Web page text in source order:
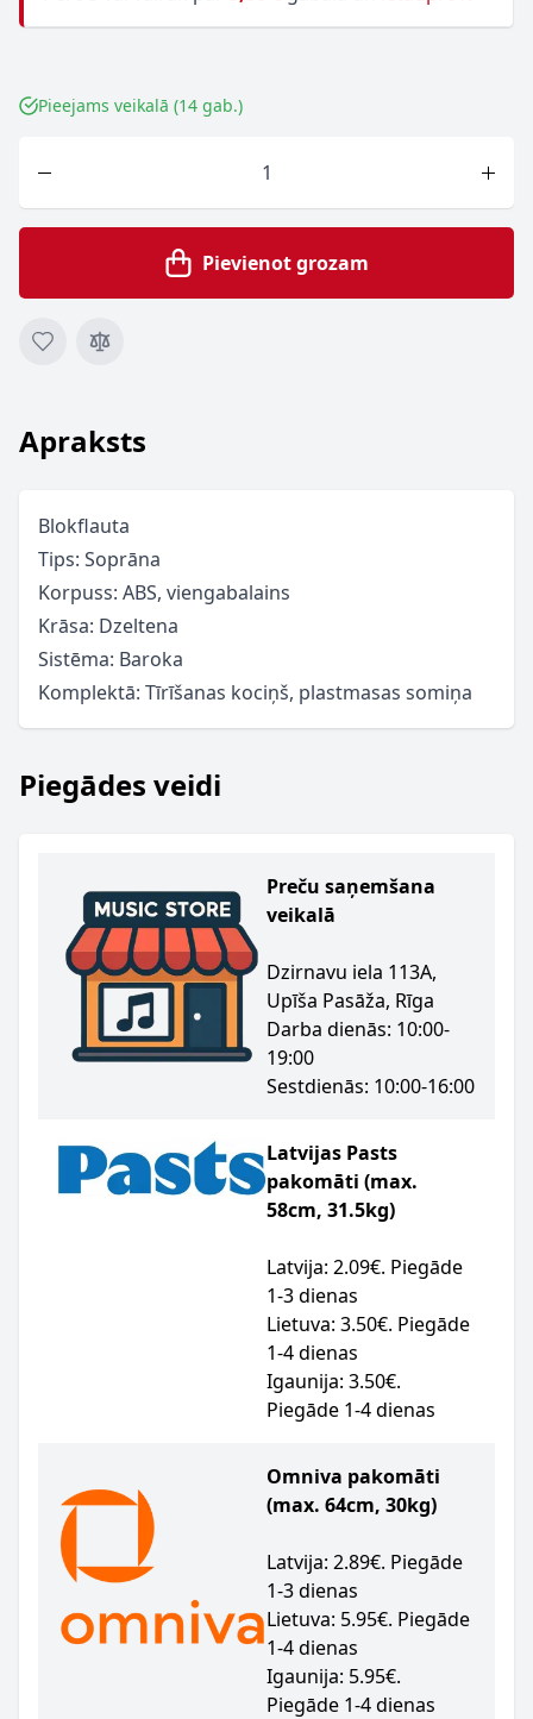
Pieejams veikalā (14 gab.)
Pievienot grozam
Apraksts
Blokflauta
Tips: Soprāna
Korpuss: ABS, viengabalains
Krāsa: Dzeltena
Sistēma: Baroka
Komplektā: Tīrīšanas kociņš, plastmasas somiņa
Piegādes veidi
Preču saņemšana
veikalā
Dzirnavu iela 113A,
Upīša Pasāža, Rīga
Darba dienās: 10:00-
19:00
Sestdienās: 10:00-16:00
Latvijas Pasts
pakomāti (max.
58cm, 31.5kg)
Latvija: 2.09€. Piegāde
1-3 dienas
Lietuva: 3.50€. Piegāde
1-4 dienas
Igaunija: 3.50€.
Piegāde 1-4 dienas
Omniva pakomāti
(max. 64cm, 30kg)
Latvija: 2.89€. Piegāde
1-3 dienas
Lietuva: 5.95€. Piegāde
1-4 dienas
Igaunija: 5.95€.
Piegāde 1-4 dienas